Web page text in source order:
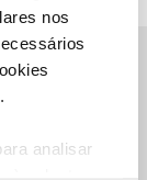
nos
analisar